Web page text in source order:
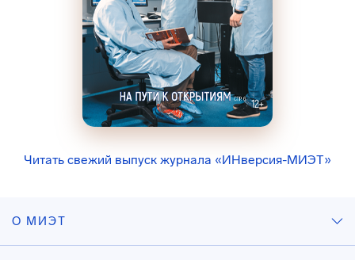
Читать свежий выпуск журнала «ИНверсия-МИЭТ»
О МИЭТ